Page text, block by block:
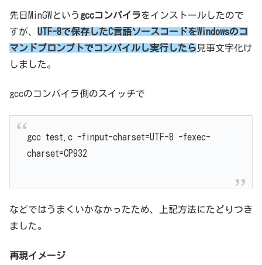
先日MinGWという gccコンパイラをインストールしたので
すが、 UTF-8で保存したC言語ソースコードをWindowsのコ
マンドプロンプトでコンパイルし実行したら見事文字化け
しました。
gccのコンパイラ側のスイッチで
gcc test.c -finput-charset=UTF-8 -fexec-
charset=CP932
などではうまくいかなかったため、上記方法にたどりつき
ました。
再現イメージ